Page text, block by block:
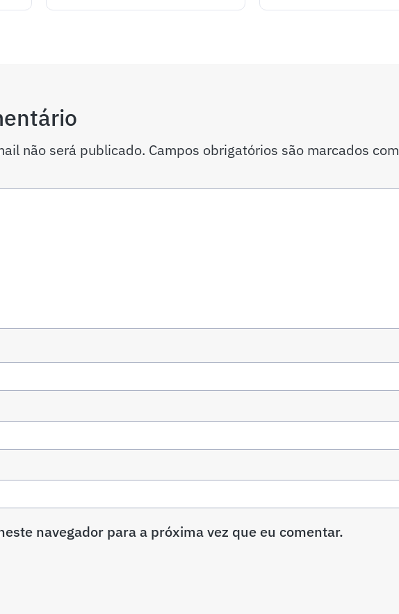
não será publicado. Campos obrigatórios são marcados com
navegador para a próxima vez que eu comentar.